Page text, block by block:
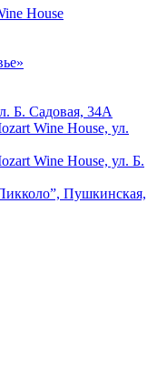
House
Б. Садовая, 34А
Wine House, ул.
Wine House, ул. Б.
Пушкинская,